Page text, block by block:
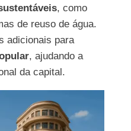
, como
de reuso de água.
adicionais para
, ajudando a
da capital.